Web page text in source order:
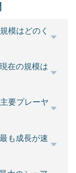
模はどのく
在の規模は
要プレーヤ
も成長が速